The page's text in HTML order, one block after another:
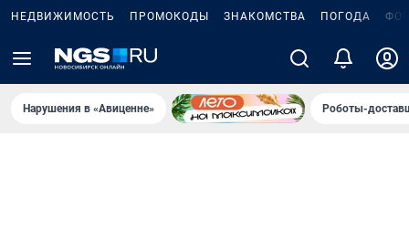
НЕДВИЖИМОСТЬ ПРОМОКОДЫ ЗНАКОМСТВА ПОГОДА
Нарушения в «Авиценне» Роботы-